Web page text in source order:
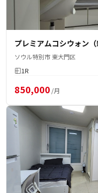
プレミアムコシウォン（
ソウル特別市 東大門区
1R
850,000 /月